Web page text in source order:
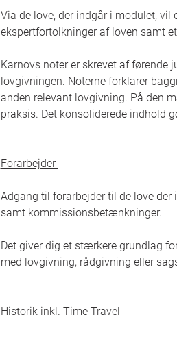
Via de love, der indgår i modulet,
ekspertfortolkninger af loven samt
Karnovs noter er skrevet af førende
lovgivningen. Noterne forklarer
anden relevant lovgivning. På den
praksis. Det konsoliderede indhold
Forarbejder
Adgang til forarbejder til de love
samt kommissionsbetænkninger.
Det giver dig et stærkere grundlag
med lovgivning, rådgivning eller
Historik inkl. Time Travel